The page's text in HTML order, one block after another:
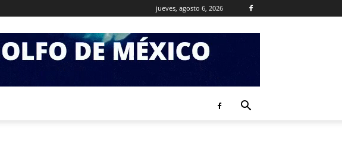
jueves, agosto 6, 2026